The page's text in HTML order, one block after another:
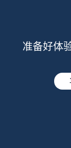
准备好体